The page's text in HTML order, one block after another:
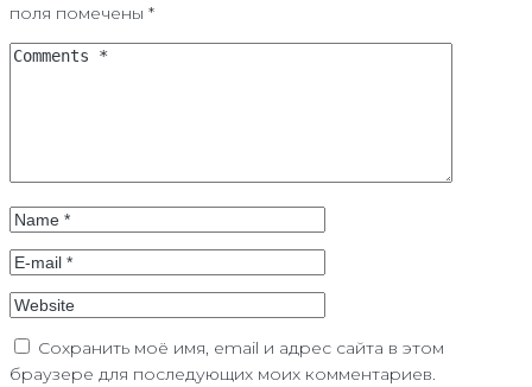
поля помечены *
Сохранить моё имя, email и адрес сайта в этом
браузере для последующих моих комментариев.